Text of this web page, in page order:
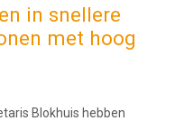
in snellere
met hoog
Blokhuis hebben